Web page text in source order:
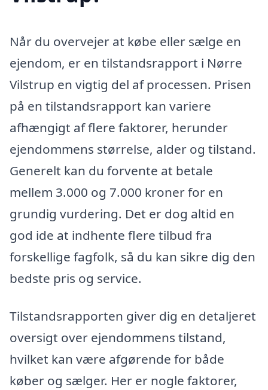
Når du overvejer at købe eller sælge en
ejendom, er en tilstandsrapport i Nørre
Vilstrup en vigtig del af processen. Prisen
på en tilstandsrapport kan variere
afhængigt af flere faktorer, herunder
ejendommens størrelse, alder og tilstand.
Generelt kan du forvente at betale
mellem 3.000 og 7.000 kroner for en
grundig vurdering. Det er dog altid en
god ide at indhente flere tilbud fra
forskellige fagfolk, så du kan sikre dig den
bedste pris og service.
Tilstandsrapporten giver dig en detaljeret
oversigt over ejendommens tilstand,
hvilket kan være afgørende for både
køber og sælger. Her er nogle faktorer,